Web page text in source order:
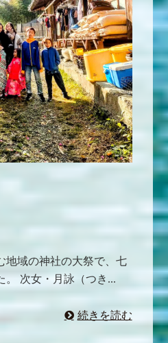
地域の神社の大祭で、七
。 次女・月詠（つき...
続きを読む